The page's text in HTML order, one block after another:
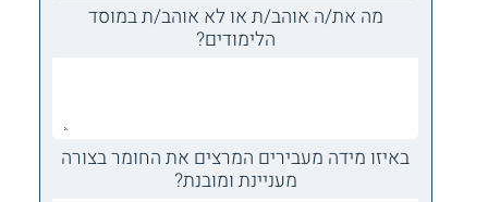
מה את/ה אוהב/ת או לא אוהב/ת במוסד
הלימודים?
באיזו מידה מעבירים המרצים את החומר בצורה
מעניינת ומובנת?